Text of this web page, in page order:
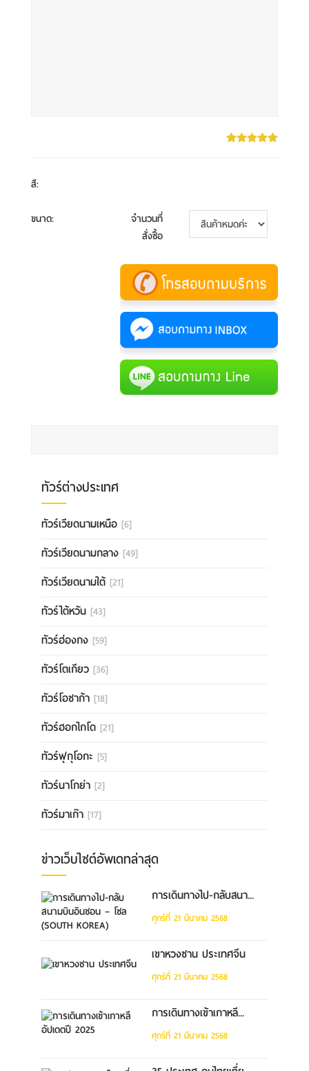
สี:
ขนาด:
จำนวนที่
สั่งซื้อ
ทัวร์ต่างประเทศ
ทัวร์เวียดนามเหนือ [6]
ทัวร์เวียดนามกลาง [49]
ทัวร์เวียดนามใต้ [21]
ทัวร์ไต้หวัน [43]
ทัวร์ฮ่องกง [59]
ทัวร์โตเกียว [36]
ทัวร์โอซาก้า [18]
ทัวร์ฮอกไกโด [21]
ทัวร์ฟุกุโอกะ [5]
ทัวร์นาโกย่า [2]
ทัวร์มาเก๊า [17]
ข่าวเว็บไซต์อัพเดทล่าสุด
การเดินทางไป-กลับสนา...
ศุกร์ที่ 21 มีนาคม 2568
เขาหวงซาน ประเทศจีน
ศุกร์ที่ 21 มีนาคม 2568
การเดินทางเข้าเกาหลี...
ศุกร์ที่ 21 มีนาคม 2568